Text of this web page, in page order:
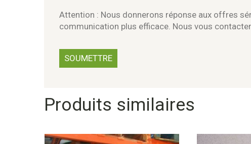
Attention : Nous donnerons réponse aux offres
communication plus efficace. Nous vous
Produits similaires